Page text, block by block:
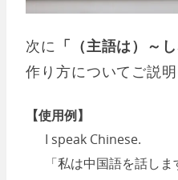
次に 「（主語は）～し
作り方についてご説明
【使用例】
I speak Chinese.
「私は中国語を話しま